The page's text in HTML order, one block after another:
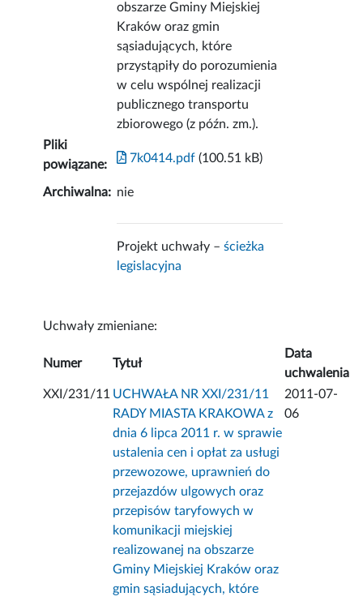
obszarze Gminy Miejskiej
Kraków oraz gmin
sąsiadujących, które
przystąpiły do porozumienia
w celu wspólnej realizacji
publicznego transportu
zbiorowego (z późn. zm.).
Pliki
powiązane:
7k0414.pdf (100.51 kB)
Archiwalna: nie
Projekt uchwały –ścieżka
legislacyjna
Uchwały zmieniane:
Numer Tytuł
Data
uchwalenia
XXI/231/11 UCHWAŁA NR XXI/231/11
RADY MIASTA KRAKOWA z
dnia 6 lipca 2011 r. w sprawie
ustalenia cen i opłat za usługi
przewozowe, uprawnień do
przejazdów ulgowych oraz
przepisów taryfowych w
komunikacji miejskiej
realizowanej na obszarze
Gminy Miejskiej Kraków oraz
gmin sąsiadujących, które
2011-07-
06